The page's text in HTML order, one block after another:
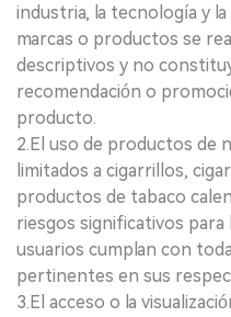
industria, la tecnología y
marcas o productos se
descriptivos y no
recomendación o
producto.
2.El uso de productos de
limitados a cigarrillos,
productos de tabaco
riesgos significativos para
usuarios cumplan con
pertinentes en sus
3.El acceso o la